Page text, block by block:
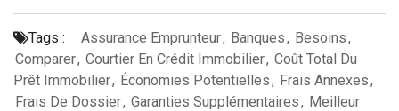
Tags : Assurance Emprunteur, Banques, Besoins,
Comparer, Courtier En Crédit Immobilier, Coût Total Du
Prêt Immobilier, Économies Potentielles, Frais Annexes,
Frais De Dossier, Garanties Supplémentaires, Meilleur